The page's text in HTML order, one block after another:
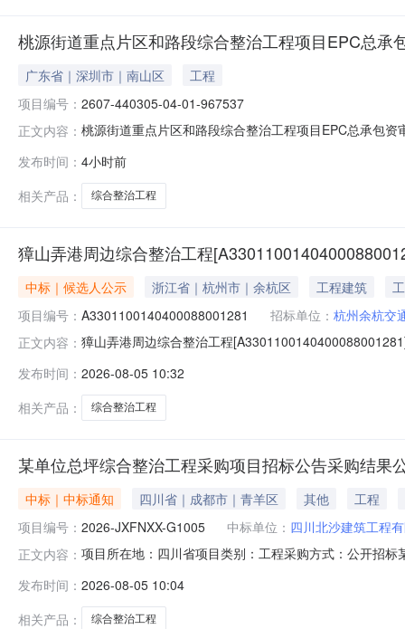
桃源街道重点片区和路段综合整治工程项目EPC总承
广东省｜深圳市｜南山区
工程
项目编号： 2607-440305-04-01-967537
正文内容： 桃源街道重点片区和路段综合整治工程项目EPC总承包
重点片区和路段综合整治工程项目EPC总承包招标方式
发布时间： 4小时前
相关产品：
综合整治工程
獐山弄港周边综合整治工程
中标｜候选人公示 浙江省｜杭州市｜余杭区 工程建筑
项目编号： A3301100140400088001281 招标单位： 杭州余杭交
正文内容： 獐山弄港周边综合整治工程
段）600号1幢4楼联系人:方吉良电话:18768194415代理
发布时间： 2026-08-05 10:32
相关产品：
综合整治工程
某单位总坪综合整治工程采购项目招标公告采购结果
中标｜中标通知 四川省｜成都市｜青羊区 其他
工程
项目编号： 2026-JXFNXX-G1005 中标单位： 四川北沙建筑工程
正文内容： 项目所在地：四川省项目类别：工程采购方式：公开招
按照评审方法要求对4家投标供应商的投标文件进行了审
1226322
发布时间： 2026-08-05 10:04
相关产品：
综合整治工程